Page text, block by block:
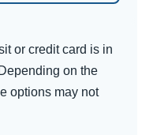
or credit card is in
on the
options may not